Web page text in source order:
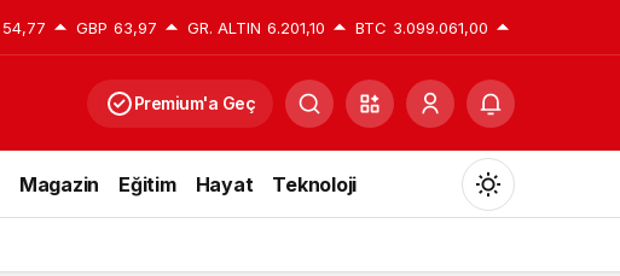
54,77 GBP 63,97 GR. ALTIN 6.201,10 BTC 3.099.061,00
Premium'a Geç
Magazin Eğitim Hayat Teknoloji
Mod
değiştir